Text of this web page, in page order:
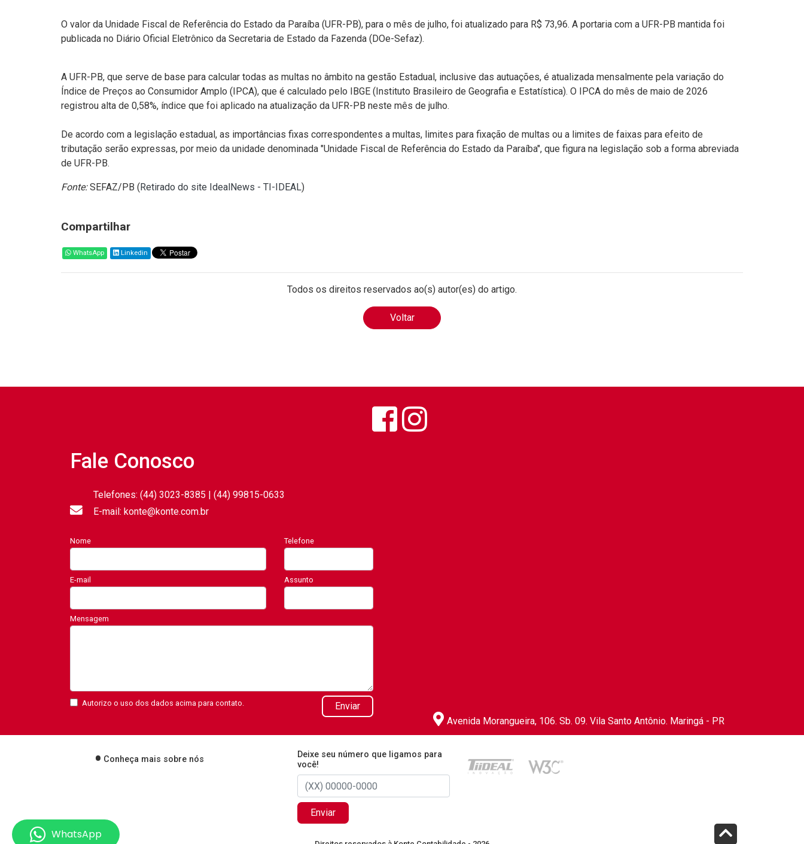
O valor da Unidade Fiscal de Referência do Estado da Paraíba (UFR-PB), para o mês de julho, foi atualizado para R$ 73,96. A portaria com a UFR-PB mantida foi
publicada no Diário Oficial Eletrônico da Secretaria de Estado da Fazenda (DOe-Sefaz).
A UFR-PB, que serve de base para calcular todas as multas no âmbito na gestão Estadual, inclusive das autuações, é atualizada mensalmente pela variação do
Índice de Preços ao Consumidor Amplo (IPCA), que é calculado pelo IBGE (Instituto Brasileiro de Geografia e Estatística). O IPCA do mês de maio de 2026
registrou alta de 0,58%, índice que foi aplicado na atualização da UFR-PB neste mês de julho.
De acordo com a legislação estadual, as importâncias fixas correspondentes a multas, limites para fixação de multas ou a limites de faixas para efeito de
tributação serão expressas, por meio da unidade denominada "Unidade Fiscal de Referência do Estado da Paraíba", que figura na legislação sob a forma abreviada
de UFR-PB.
Fonte:SEFAZ/PB (Retirado do site IdealNews - TI-IDEAL)
Compartilhar
WhatsApp Linkedin
Todos os direitos reservados ao(s) autor(es) do artigo.
Voltar
Fale Conosco
Telefones: (44) 3023-8385 | (44) 99815-0633
E-mail: konte@konte.com.br
Nome Telefone
E-mail Assunto
Mensagem
Autorizo o uso dos dados acima para contato.
Enviar
Avenida Morangueira, 106. Sb. 09. Vila Santo Antônio. Maringá - PR
Conheça mais sobre nós
Deixe seu número que ligamos para
você!
Enviar
WhatsApp